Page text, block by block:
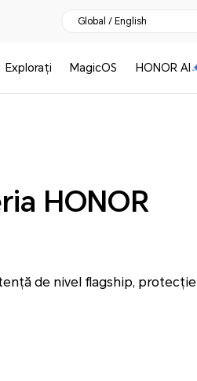
Global / English
Explorați MagicOS HONOR AI
HONOR
de nivel flagship, protecție